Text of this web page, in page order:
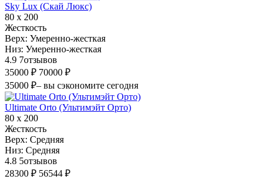
Sky Lux (Скай Люкс)
80 х 200
Жесткость
Верх: Умеренно-жесткая
Низ: Умеренно-жесткая
4.9 7отзывов
35000 ₽ 70000 ₽
35000 ₽– вы сэкономите сегодня
Ultimate Orto (Ультимэйт Орто)
80 х 200
Жесткость
Верх: Средняя
Низ: Средняя
4.8 5отзывов
28300 ₽ 56544 ₽